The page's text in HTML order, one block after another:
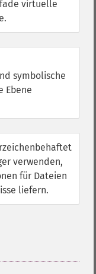
virtuelle
symbolische
Ebene
verwenden,
für Dateien
liefern.